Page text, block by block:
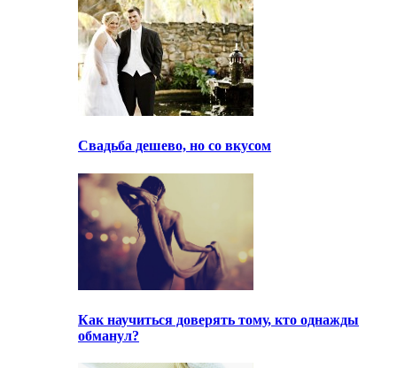
Свадьба дешево, но со вкусом
Как научиться доверять тому, кто однажды
обманул?